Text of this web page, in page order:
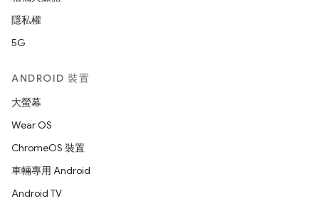
隱私權
5G
ANDROID 裝置
大螢幕
Wear OS
ChromeOS 裝置
車輛專用 Android
Android TV